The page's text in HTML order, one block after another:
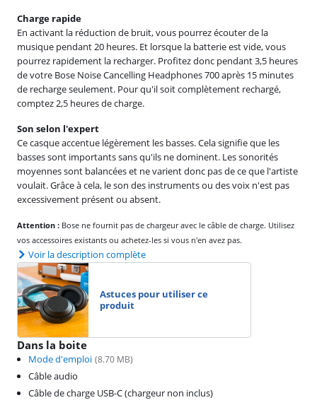
Charge rapide
En activant la réduction de bruit, vous pourrez écouter de la
musique pendant 20 heures. Et lorsque la batterie est vide, vous
pourrez rapidement la recharger. Profitez donc pendant 3,5 heures
de votre Bose Noise Cancelling Headphones 700 après 15 minutes
de recharge seulement. Pour qu'il soit complètement rechargé,
comptez 2,5 heures de charge.
Son selon l'expert
Ce casque accentue légèrement les basses. Cela signifie que les
basses sont importants sans qu'ils ne dominent. Les sonorités
moyennes sont balancées et ne varient donc pas de ce que l'artiste
voulait. Grâce à cela, le son des instruments ou des voix n'est pas
excessivement présent ou absent.
Attention : Bose ne fournit pas de chargeur avec le câble de charge. Utilisez
vos accessoires existants ou achetez-les si vous n'en avez pas.
Voir la description complète
Astuces pour utiliser ce
produit
Dans la boite
Mode d'emploi (8.70 MB)
Câble audio
Câble de charge USB-C (chargeur non inclus)